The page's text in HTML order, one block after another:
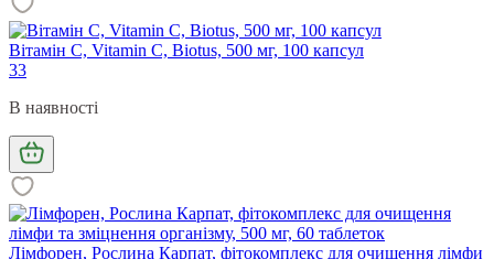
Вітамін С, Vitamin C, Biotus, 500 мг, 100 капсул
33
В наявності
Лімфорен, Рослина Карпат, фітокомплекс для очищення лімфи